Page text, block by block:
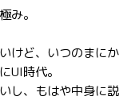
み。
けど、いつのまにか
UI時代。
し、もはや中身に説